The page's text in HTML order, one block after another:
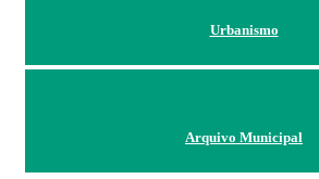
Urbanismo
Arquivo Municipal